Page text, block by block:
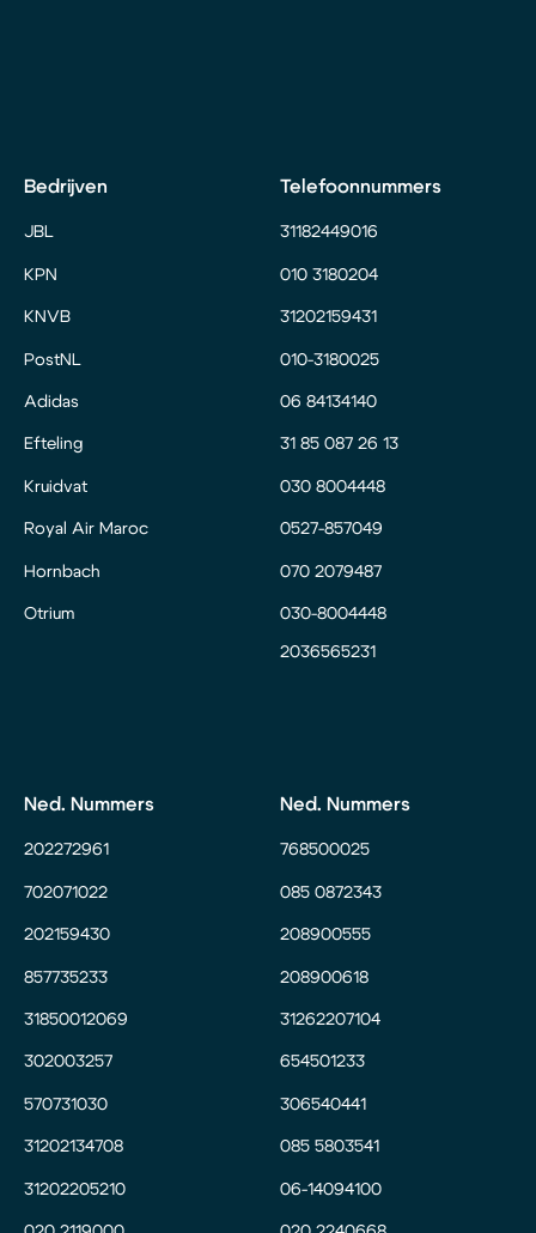
Bedrijven
JBL
KPN
KNVB
PostNL
Adidas
Efteling
Kruidvat
Royal Air Maroc
Hornbach
Otrium
Telefoonnummers
31182449016
010 3180204
31202159431
010-3180025
06 84134140
31 85 087 26 13
030 8004448
0527-857049
070 2079487
030-8004448
2036565231
Ned. Nummers
202272961
702071022
202159430
857735233
31850012069
302003257
570731030
31202134708
31202205210
Ned. Nummers
768500025
085 0872343
208900555
208900618
31262207104
654501233
306540441
085 5803541
06-14094100